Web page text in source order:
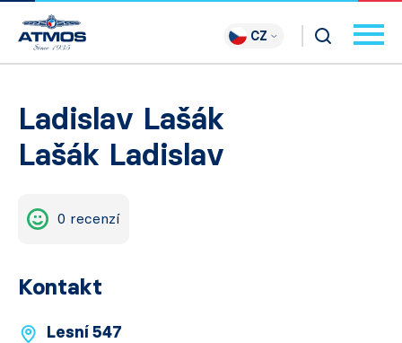
CZ
Ladislav Lašák
Lašák Ladislav
0 recenzí
Kontakt
Lesní 547